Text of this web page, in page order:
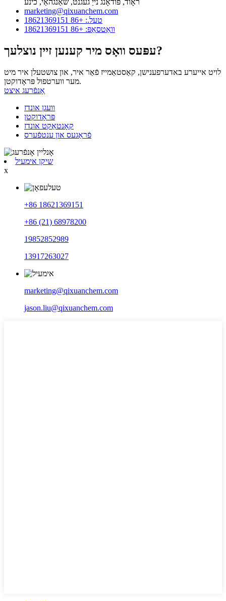
marketing@qixuanchem.com
טעל.: +86 18621369151
וואַטסאַפּ: +86 18621369151
עפּעס וואָס מיר קענען זיין נוצלעך?
לויט אייערע באדערפענישן, קאַסטאַמייז פֿאַר איר, און צושטעלן איר מיט
מער ווערטפול פּראָדוקטן.
אָנפֿרעג איצט
וועגן אונדז
פּראָדוקטן
קאָנטאַקט אונדז
פֿראַגעס און ענטפֿערס
שיקן אימעיל
x
+86 18621369151
+86 (21) 68978200
19852852989
13917263027
marketing@qixuanchem.com
jason.liu@qixuanchem.com